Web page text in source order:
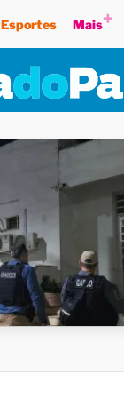
Esportes Mais+